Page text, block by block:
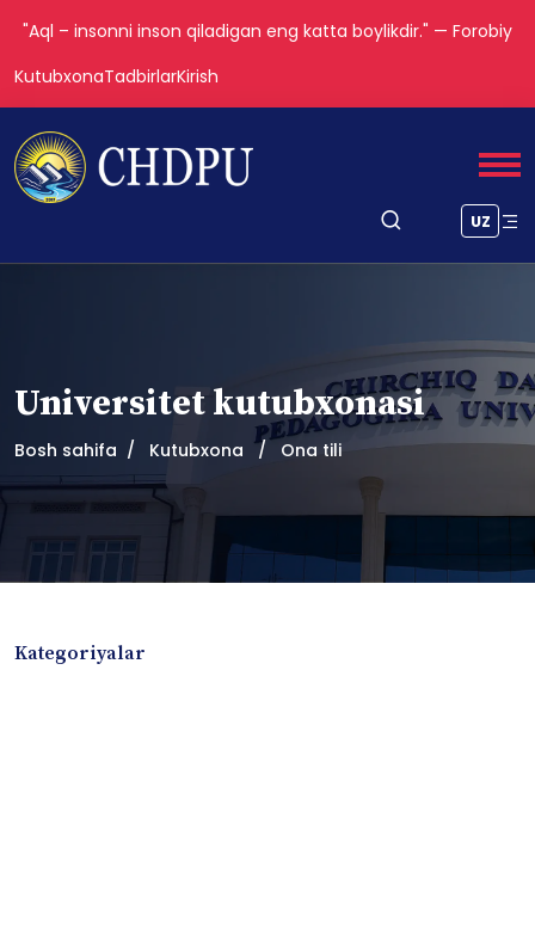
"Aql – insonni inson qiladigan eng katta boylikdir." — Forobiy
KutubxonaTadbirlarKirish
UZ
Universitet kutubxonasi
Bosh sahifa Kutubxona Ona tili
Kategoriyalar